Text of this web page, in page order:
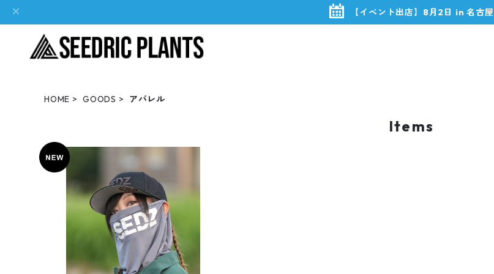
【イベント出店】8月2日 in 名古屋
HOME GOODS アパレル
Items